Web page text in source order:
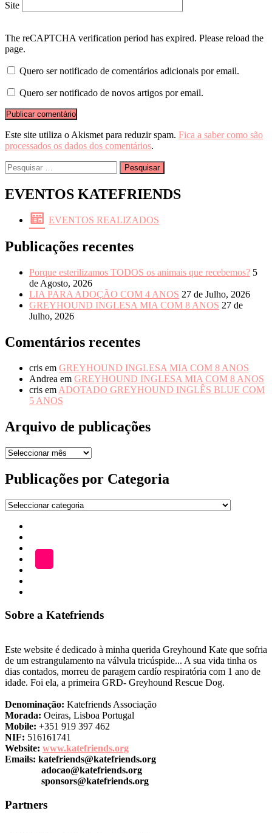
Site
The reCAPTCHA verification period has expired. Please reload the
page.
Quero ser notificado de comentários adicionais por email.
Quero ser notificado de novos artigos por email.
Este site utiliza o Akismet para reduzir spam. Fica a saber como são
processados os dados dos comentários.
Pesquisar
por:
EVENTOS KATEFRIENDS
EVENTOS REALIZADOS
Publicações recentes
Porque esterilizamos TODOS os animais que recebemos? 5
de Agosto, 2026
LIA PARA ADOÇÃO COM 4 ANOS 27 de Julho, 2026
GREYHOUND INGLESA MIA COM 8 ANOS 27 de
Julho, 2026
Comentários recentes
cris em GREYHOUND INGLESA MIA COM 8 ANOS
Andrea em GREYHOUND INGLESA MIA COM 8 ANOS
cris em ADOTADO GREYHOUND INGLÊS BLUE COM
5 ANOS
Arquivo de publicações
Arquivo
publicações
Publicações por Categoria
Publicações
Categoria
ADOÇÃO
LOJA
Sobre a Katefriends
Este website é dedicado à minha querida Greyhound Kate que sofria
de um estrangulamento na válvula tricúspide... A sua vida tinha os
dias contados, morreu de paragem cardío respiratória com 1 ano de
idade. Foi ela, a primeira GRD- Greyhound Rescue Dog.
Denominação: Katefriends Associação
Morada: Oeiras, Lisboa Portugal
Mobile: +351 919 397 462
NIF: 516161741
Website: www.katefriends.org
Emails: katefriends@katefriends.org
adocao@katefriends.org
sponsors@katefriends.org
Partners